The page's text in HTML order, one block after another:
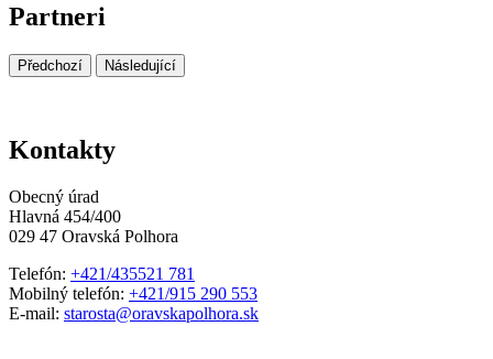
Partneri
Předchozí Následující
Kontakty
Obecný úrad
Hlavná 454/400
029 47 Oravská Polhora
Telefón: +421/435521 781
Mobilný telefón: +421/915 290 553
E-mail: starosta@oravskapolhora.sk